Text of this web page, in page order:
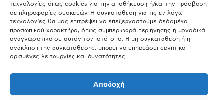
τεχνολογίες όπως cookies για την αποθήκευση ή/και την πρόσβαση
σε πληροφορίες συσκευών. Η συγκατάθεση για τις εν λόγω
τεχνολογίες θα μας επιτρέψει να επεξεργαστούμε δεδομένα
προσωπικού χαρακτήρα, όπως συμπεριφορά περιήγησης ή μοναδικά
αναγνωριστικά σε αυτόν τον ιστότοπο. Η μη συγκατάθεση ή η
ανάκληση της συγκατάθεσης, μπορεί να επηρεάσει αρνητικά
ορισμένες λειτουργίες και δυνατότητες.
Αποδοχή
25.03.2026
Θύελλα χτυπά το Μόναχο: Κίνδυνος από τους ισχυρούς ανέμους
και τις καταιγίδες
25.03.2026